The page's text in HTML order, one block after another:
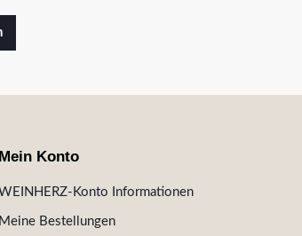
Mein Konto
Konto Informationen
Meine Bestellungen